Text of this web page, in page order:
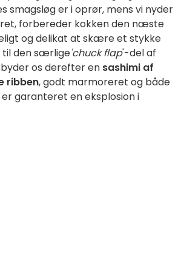
smagsløg er i oprør, mens vi nyder
forbereder kokkenden næste
og delikat at skære et stykke
til den særlige'chuck flap'-del af
os derefter en sashimi af
ribben, godt marmoreret og både
er garanteret en eksplosion i